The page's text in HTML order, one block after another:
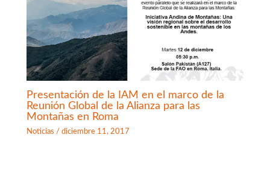
Presentación de la IAM en el marco de la
Reunión Global de la Alianza para las
Montañas en Roma
Noticias /diciembre 11, 2017